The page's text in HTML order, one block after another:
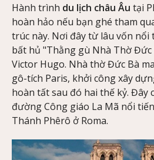
Hành trình du lịch châu Âu tại
hoàn hảo nếu bạn ghé tham
trúc này. Nơi đây từ lâu vốn
bất hủ "Thằng gù Nhà Thờ Đức
Victor Hugo. Nhà thờ Đức Bà
gô-tích Paris, khởi công xây
hoàn tất sau đó hai thế kỷ. Đây
đường Công giáo La Mã nổi
Thánh Phêrô ở Roma.